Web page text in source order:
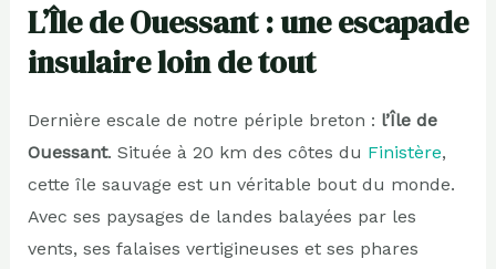
L’Île de Ouessant : une escapade
insulaire loin de tout
Dernière escale de notre périple breton : l’Île de
Ouessant. Située à 20 km des côtes du Finistère,
cette île sauvage est un véritable bout du monde.
Avec ses paysages de landes balayées par les
vents, ses falaises vertigineuses et ses phares